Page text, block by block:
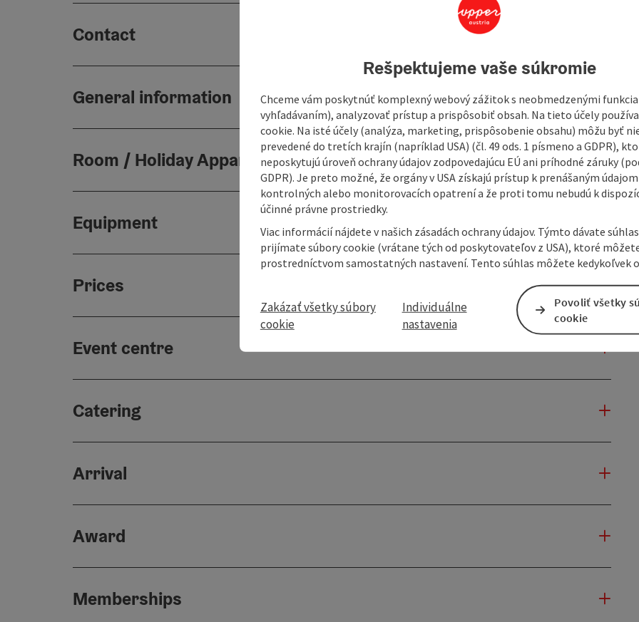
Contact
General information
Room / Holiday Appartement
Equipment
Prices
Event centre
Catering
Arrival
Award
Memberships
Rešpektujeme vaše súkromie
Chceme vám poskytnúť komplexný webový zážitok s neobmedzenými
vyhľadávaním), analyzovať prístup a prispôsobiť obsah. Na tieto účely
cookie. Na isté účely (analýza, marketing, prispôsobenie obsahu) môžu byť
prevedené do tretích krajín (napríklad USA) (čl. 49 ods. 1 písmeno a GDPR),
neposkytujú úroveň ochrany údajov zodpovedajúcu EÚ ani príhodné záruky
GDPR). Je preto možné, že orgány v USA získajú prístup k prenášaným
kontrolných alebo monitorovacích opatrení a že proti tomu nebudú k
účinné právne prostriedky.
Viac informácií nájdete v našich zásadách ochrany údajov. Týmto dávate
prijímate súbory cookie (vrátane tých od poskytovateľov z USA), ktoré
prostredníctvom samostatných nastavení. Tento súhlas môžete kedykoľvek
Zakázať všetky súbory
cookie
Individuálne
nastavenia
Povoliť všetky
cookie